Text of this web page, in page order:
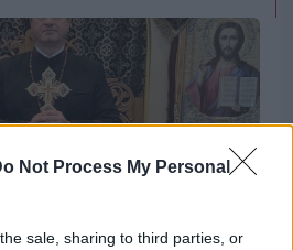
Not Process My Personal
sale, sharing to third parties, or
SOCIAL